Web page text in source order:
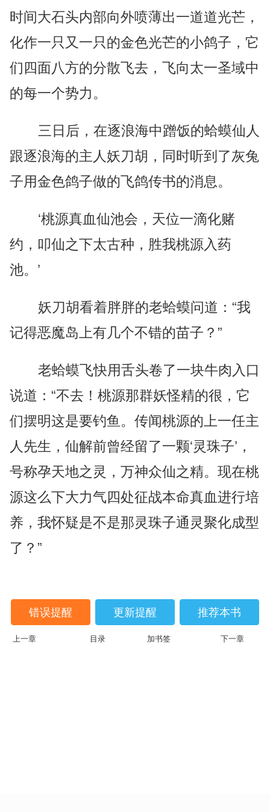
时间大石头内部向外喷薄出一道道光芒，
化作一只又一只的金色光芒的小鸽子，它
们四面八方的分散飞去，飞向太一圣域中
的每一个势力。
三日后，在逐浪海中蹭饭的蛤蟆仙人
跟逐浪海的主人妖刀胡，同时听到了灰兔
子用金色鸽子做的飞鸽传书的消息。
‘桃源真血仙池会，天位一滴化赌
约，叩仙之下太古种，胜我桃源入药
池。’
妖刀胡看着胖胖的老蛤蟆问道：“我
记得恶魔岛上有几个不错的苗子？”
老蛤蟆飞快用舌头卷了一块牛肉入口
说道：“不去！桃源那群妖怪精的很，它
们摆明这是要钓鱼。传闻桃源的上一任主
人先生，仙解前曾经留了一颗‘灵珠子’，
号称孕天地之灵，万神众仙之精。现在桃
源这么下大力气四处征战本命真血进行培
养，我怀疑是不是那灵珠子通灵聚化成型
了？”
错误提醒 更新提醒 推荐本书
上一章 目录 加书签 下一章